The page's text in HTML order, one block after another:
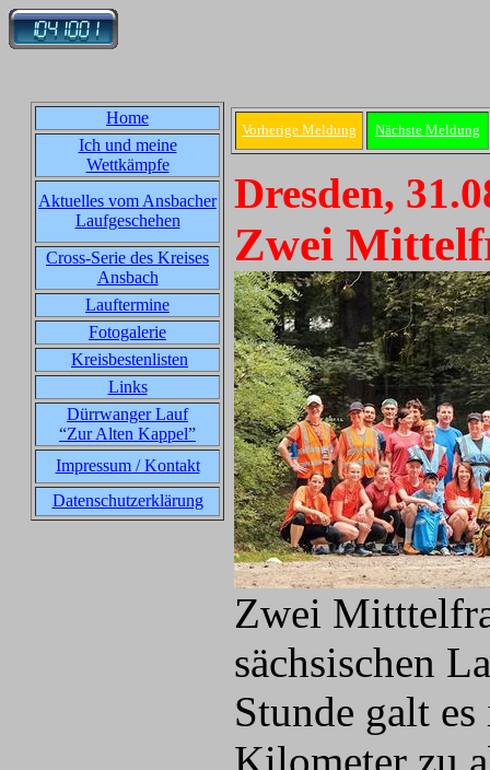
Home
Ich und meine
Wettkämpfe
Aktuelles vom Ansbacher
Laufgeschehen
Cross-Serie des Kreises
Ansbach
Lauftermine
Fotogalerie
Kreisbestenlisten
Links
Dürrwanger Lauf
“Zur Alten Kappel”
Impressum / Kontakt
Datenschutzerklärung
Vorherige Meldung Nächste Meldung
Dresden,
Zwei
Zwei
sächsischen
Stunde galt